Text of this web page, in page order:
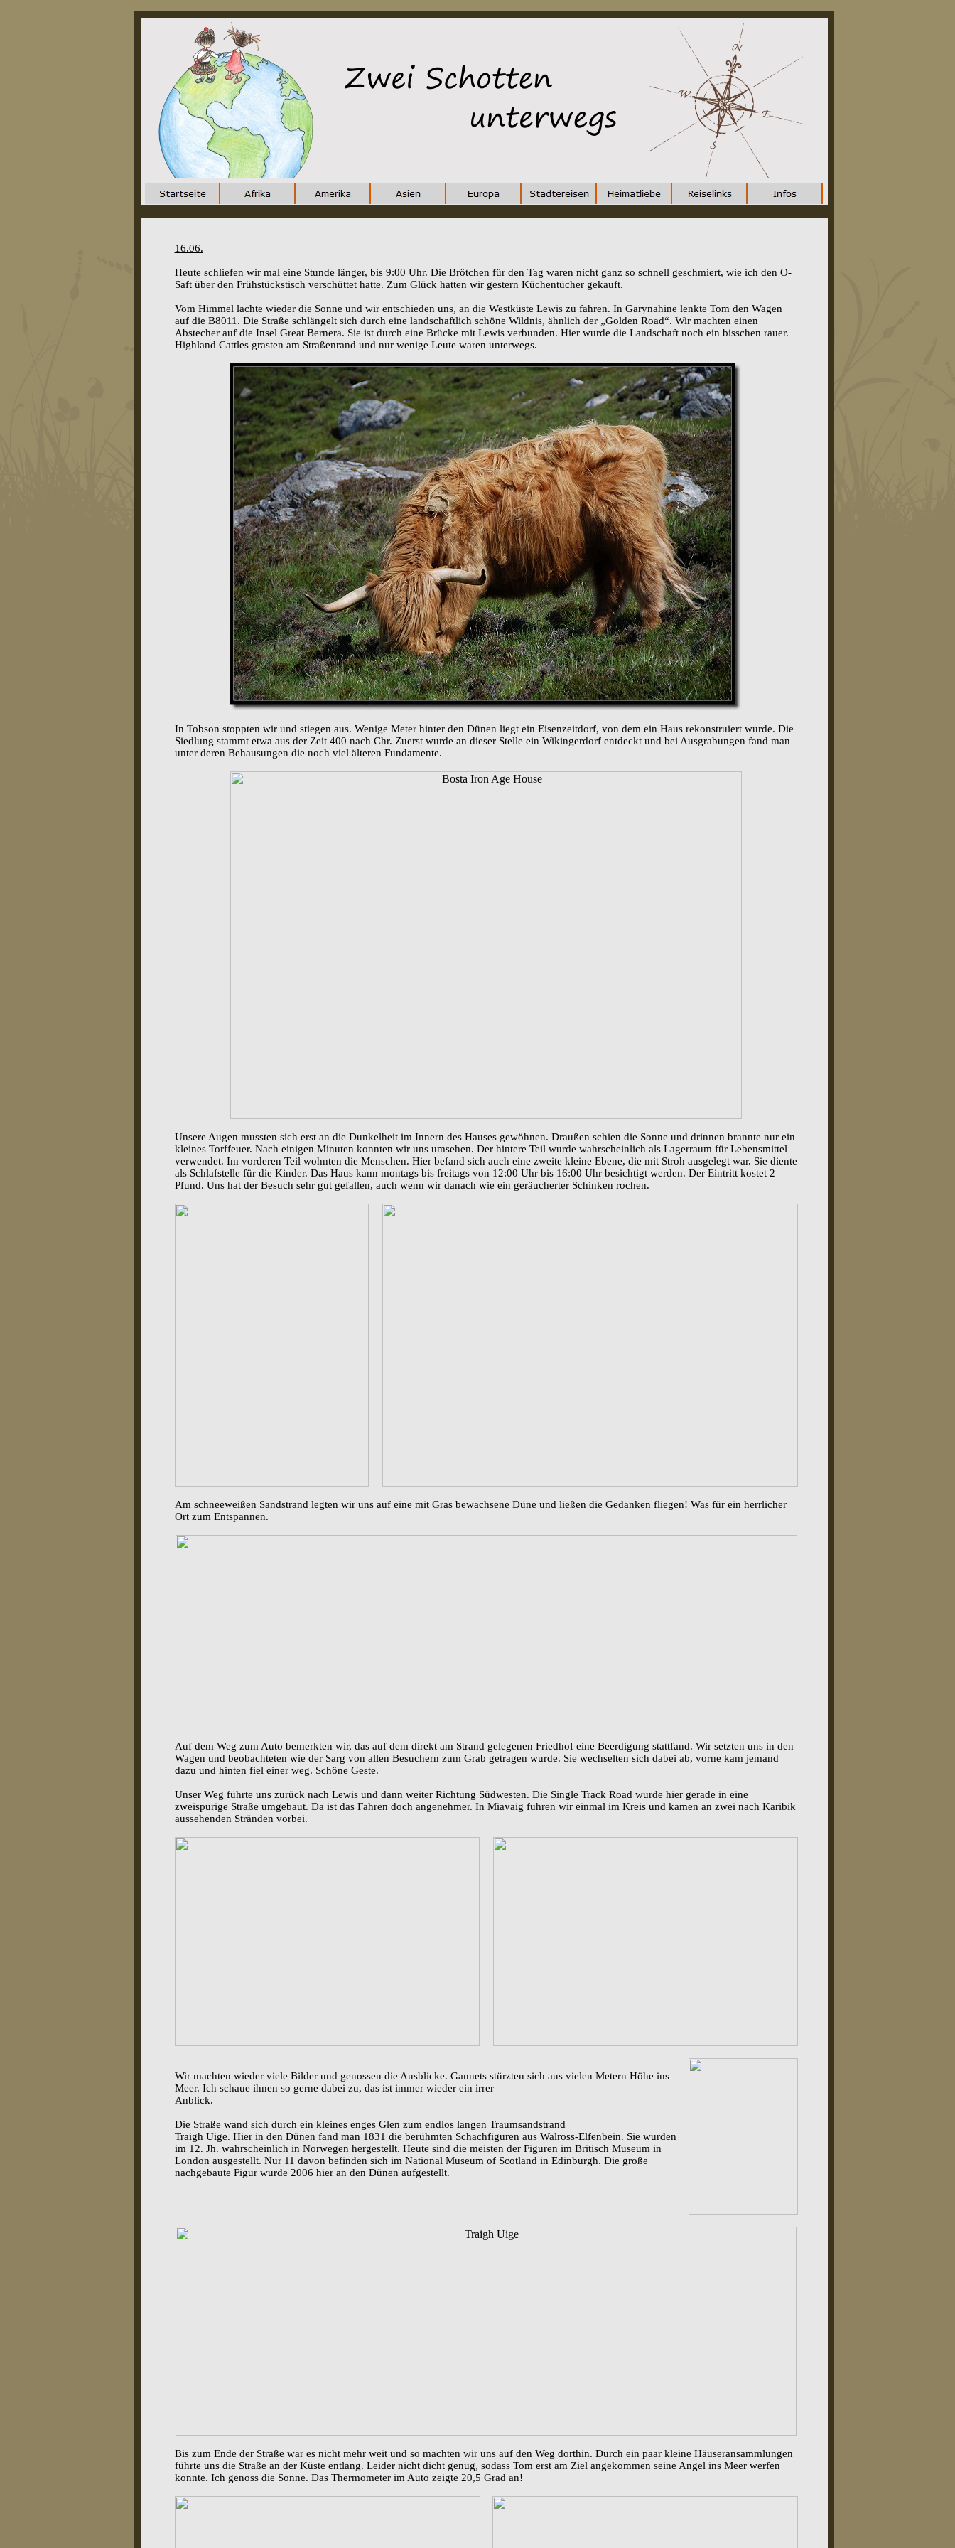
16.06.
Heute schliefen wir mal eine Stunde länger, bis 9:00 Uhr. Die Brötchen für den Tag waren nicht ganz so schnell geschmiert, wie ich den O-
Saft über den Frühstückstisch verschüttet hatte. Zum Glück hatten wir gestern Küchentücher gekauft.
Vom Himmel lachte wieder die Sonne und wir entschieden uns, an die Westküste Lewis zu fahren. In Garynahine lenkte Tom den Wagen
auf die B8011. Die Straße schlängelt sich durch eine landschaftlich schöne Wildnis, ähnlich der „Golden Road“. Wir machten einen
Abstecher auf die Insel Great Bernera. Sie ist durch eine Brücke mit Lewis verbunden. Hier wurde die Landschaft noch ein bisschen rauer.
Highland Cattles grasten am Straßenrand und nur wenige Leute waren unterwegs.
In Tobson stoppten wir und stiegen aus. Wenige Meter hinter den Dünen liegt ein Eisenzeitdorf, von dem ein Haus rekonstruiert wurde. Die
Siedlung stammt etwa aus der Zeit 400 nach Chr. Zuerst wurde an dieser Stelle ein Wikingerdorf entdeckt und bei Ausgrabungen fand man
unter deren Behausungen die noch viel älteren Fundamente.
Unsere Augen mussten sich erst an die Dunkelheit im Innern des Hauses gewöhnen. Draußen schien die Sonne und drinnen brannte nur ein
kleines Torffeuer. Nach einigen Minuten konnten wir uns umsehen. Der hintere Teil wurde wahrscheinlich als Lagerraum für Lebensmittel
verwendet. Im vorderen Teil wohnten die Menschen. Hier befand sich auch eine zweite kleine Ebene, die mit Stroh ausgelegt war. Sie diente
als Schlafstelle für die Kinder. Das Haus kann montags bis freitags von 12:00 Uhr bis 16:00 Uhr besichtigt werden. Der Eintritt kostet 2
Pfund. Uns hat der Besuch sehr gut gefallen, auch wenn wir danach wie ein geräucherter Schinken rochen.
Am schneeweißen Sandstrand legten wir uns auf eine mit Gras bewachsene Düne und ließen die Gedanken fliegen! Was für ein herrlicher
Ort zum Entspannen.
Auf dem Weg zum Auto bemerkten wir, das auf dem direkt am Strand gelegenen Friedhof eine Beerdigung stattfand. Wir setzten uns in den
Wagen und beobachteten wie der Sarg von allen Besuchern zum Grab getragen wurde. Sie wechselten sich dabei ab, vorne kam jemand
dazu und hinten fiel einer weg. Schöne Geste.
Unser Weg führte uns zurück nach Lewis und dann weiter Richtung Südwesten. Die Single Track Road wurde hier gerade in eine
zweispurige Straße umgebaut. Da ist das Fahren doch angenehmer. In Miavaig fuhren wir einmal im Kreis und kamen an zwei nach Karibik
aussehenden Stränden vorbei.
Wir machten wieder viele Bilder und genossen die Ausblicke. Gannets stürzten sich aus vielen Metern Höhe ins
Meer. Ich schaue ihnen so gerne dabei zu, das ist immer wieder ein irrer
Anblick.
Die Straße wand sich durch ein kleines enges Glen zum endlos langen Traumsandstrand
Traigh Uige. Hier in den Dünen fand man 1831 die berühmten Schachfiguren aus Walross-Elfenbein. Sie wurden
im 12. Jh. wahrscheinlich in Norwegen hergestellt. Heute sind die meisten der Figuren im Britisch Museum in
London ausgestellt. Nur 11 davon befinden sich im National Museum of Scotland in Edinburgh. Die große
nachgebaute Figur wurde 2006 hier an den Dünen aufgestellt.
Bis zum Ende der Straße war es nicht mehr weit und so machten wir uns auf den Weg dorthin. Durch ein paar kleine Häuseransammlungen
führte uns die Straße an der Küste entlang. Leider nicht dicht genug, sodass Tom erst am Ziel angekommen seine Angel ins Meer werfen
konnte. Ich genoss die Sonne. Das Thermometer im Auto zeigte 20,5 Grad an!